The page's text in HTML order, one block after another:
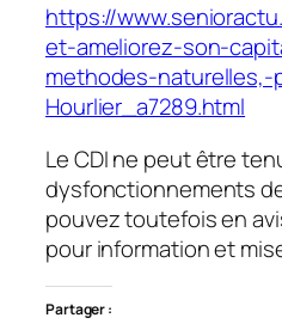
https://
et-ameliorez-son-
methodes-naturelles,-
Hourlier_a7289.html
Le CDI ne peut être
dysfonctionnements
pouvez toutefois en
pour information et
Partager :